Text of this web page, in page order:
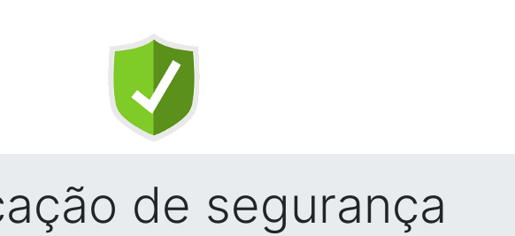
de segurança